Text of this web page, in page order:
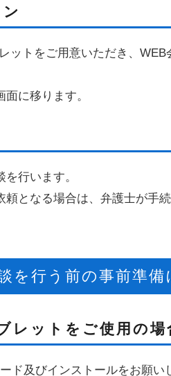
ットをご用意いただき、
に移ります。
行います。
となる場合は、弁護士が手
を行う前の事前準備
レットをご使用の場
ド及びインストールをお願い